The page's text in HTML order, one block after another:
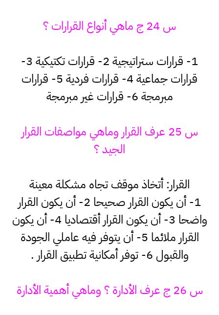
س 24 ج ماهي أنواع القرارات ؟
1- قرارات ستراتيجية 2- قرارات تكتيكية 3-
قرارات جماعية 4- قرارات فردية 5- قرارات
مبرمجة 6- قرارات غير مبرمجة
س 25 عرف القرار وماهي مواصفات القرار
الجيد ؟
القرار: أتخاذ موقف تجاه مشكلة معينة
1- أن يكون القرار صحيحا 2- أن يكون القرار
واضحا 3- أن يكون القرار أقتصاديا 4- أن يكون
القرار ملائما 5- أن يتوفر فيه عاملي الجودة
والقبول 6- توفر أمكانية تطبيق القرار .
س 26 ج عرف الأدارة ؟ وماهي أهمية الأدارة